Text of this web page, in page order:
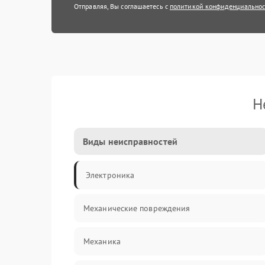
Отправляя, Вы соглашаетесь с политикой
Виды неисправностей
Электроника
Механические повреждения
Механика